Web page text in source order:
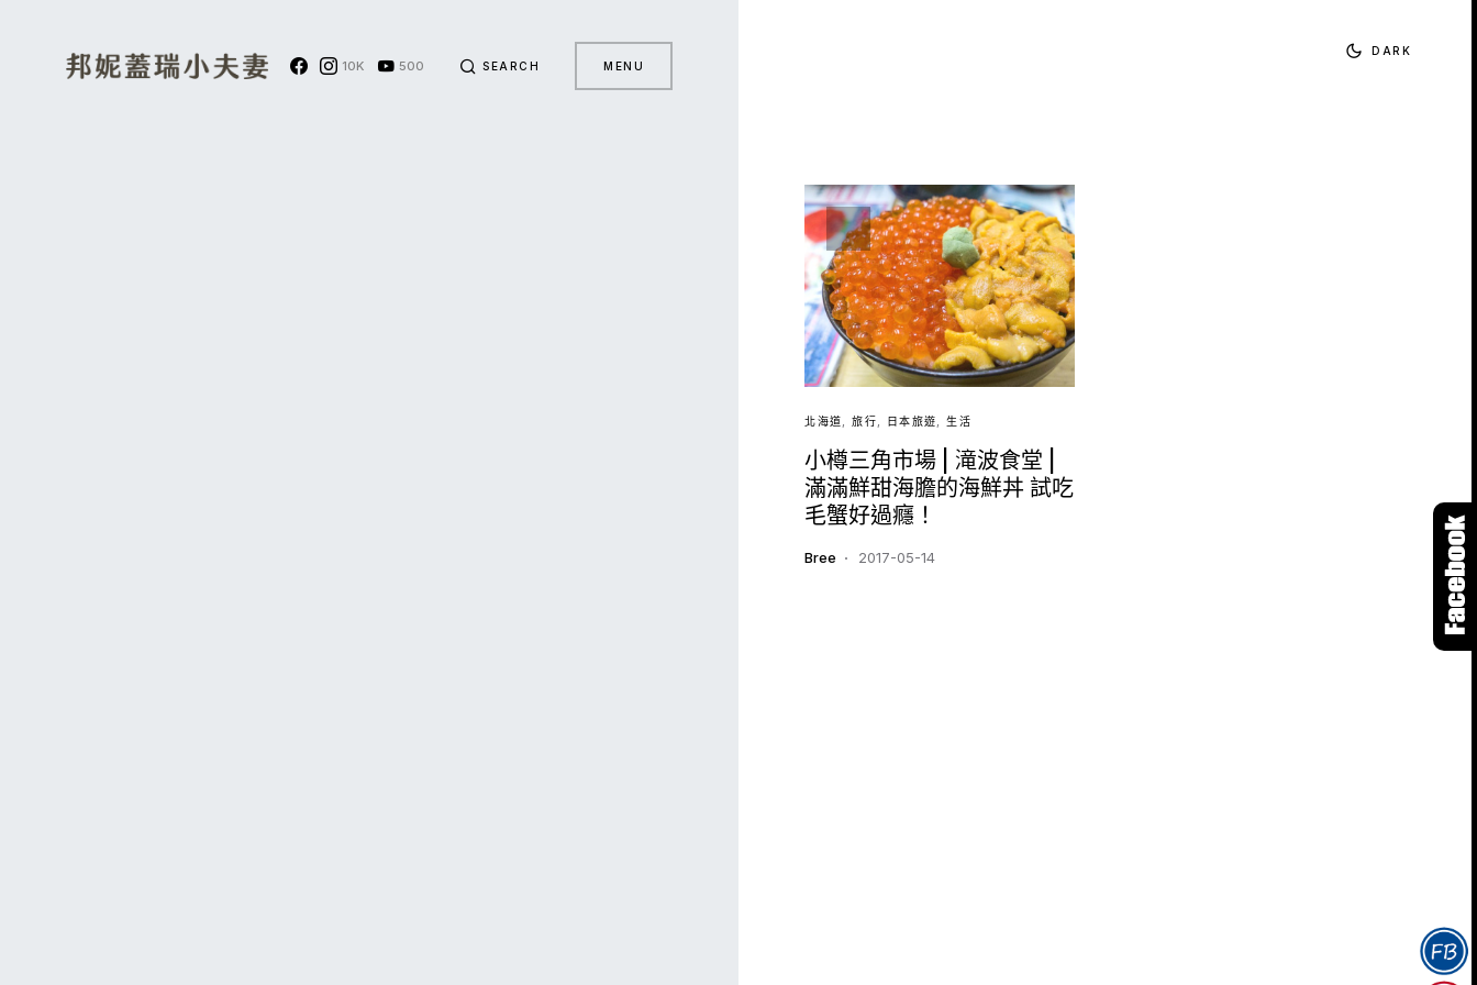
10K 500 SEARCH MENU
DARK
北海道 旅行 日本旅遊 生活
小樽三角市場 | 滝波食堂 |
滿滿鮮甜海膽的海鮮丼 試吃
毛蟹好過癮！
Bree 2017-05-14